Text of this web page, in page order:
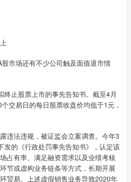
市场还有不少公司触及面值退市情
止股票上市的事先告知书。截至4月
交易日的每日股票收盘价均低于1元，
法违规，被证监会立案调查。今年3
发的《行政处罚事先告知书》，认定该
占有率、满足融资需求以及业绩考核
节或虚构业务链条等方式，长期开展
贸易。上述虚假销售业务导致2020年